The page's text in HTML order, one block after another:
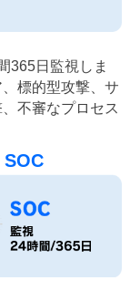
365日監視しま
標的型攻撃、サ
不審なプロセス
SOC